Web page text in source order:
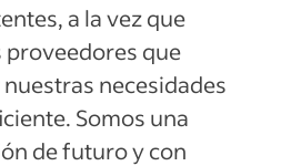
a la vez que
proveedores que
necesidades
Somos una
de futuro y con